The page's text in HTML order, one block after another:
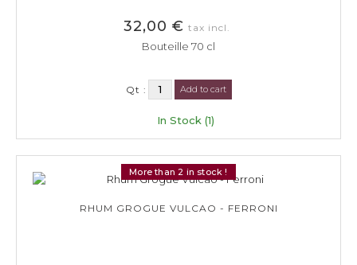
32,00 € tax incl.
Bouteille 70 cl
Qt : Add to cart
In Stock (1)
More than 2 in stock !
RHUM GROGUE VULCAO - FERRONI